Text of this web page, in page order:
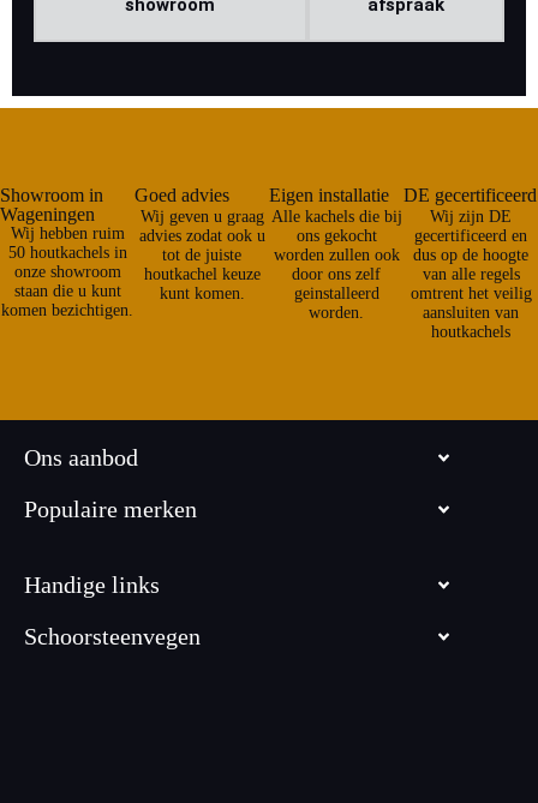
showroom
afspraak
Showroom in
Wageningen
Wij hebben ruim
50 houtkachels in
onze showroom
staan die u kunt
komen bezichtigen.
Goed advies
Wij geven u graag
advies zodat ook u
tot de juiste
houtkachel keuze
kunt komen.
Eigen installatie
Alle kachels die bij
ons gekocht
worden zullen ook
door ons zelf
geinstalleerd
worden.
DE gecertificeerd
Wij zijn DE
gecertificeerd en
dus op de hoogte
van alle regels
omtrent het veilig
aansluiten van
houtkachels
Ons aanbod
Populaire merken
Handige links
Schoorsteenvegen